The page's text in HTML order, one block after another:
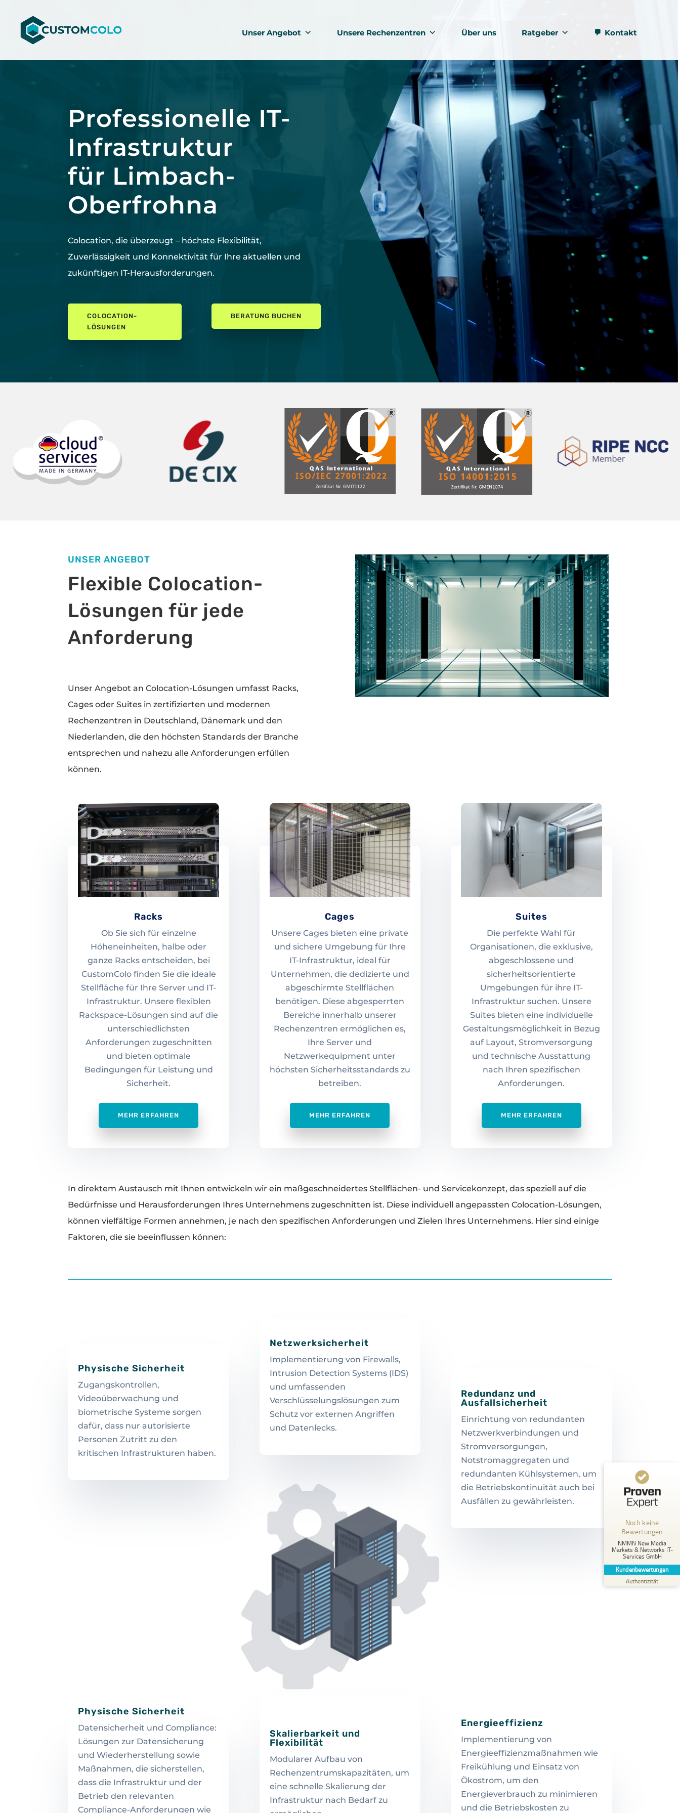
Unser Angebot Unsere Rechenzentren Über uns Ratgeber Kontakt
Player
Professionelle IT-
Infrastruktur
für Limbach-
Oberfrohna
Colocation, die überzeugt – höchste Flexibilität,
Zuverlässigkeit und Konnektivität für Ihre aktuellen und
zukünftigen IT-Herausforderungen.
COLOCATION-
LÖSUNGEN
BERATUNG BUCHEN
UNSER ANGEBOT
Flexible Colocation-
Lösungen für jede
Anforderung
Unser Angebot an Colocation-Lösungen umfasst Racks,
Cages oder Suites in zertifizierten und modernen
Rechenzentren in Deutschland, Dänemark und den
Niederlanden, die den höchsten Standards der Branche
entsprechen und nahezu alle Anforderungen erfüllen
können.
Racks
Ob Sie sich für einzelne
Höheneinheiten, halbe oder
ganze Racks entscheiden, bei
CustomColo finden Sie die ideale
Stellfläche für Ihre Server und IT-
Infrastruktur. Unsere flexiblen
Rackspace-Lösungen sind auf die
unterschiedlichsten
Anforderungen zugeschnitten
und bieten optimale
Bedingungen für Leistung und
Sicherheit.
MEHR ERFAHREN
Cages
Unsere Cages bieten eine private
und sichere Umgebung für Ihre
IT-Infrastruktur, ideal für
Unternehmen, die dedizierte und
abgeschirmte Stellflächen
benötigen. Diese abgesperrten
Bereiche innerhalb unserer
Rechenzentren ermöglichen es,
Ihre Server und
Netzwerkequipment unter
höchsten Sicherheitsstandards zu
betreiben.
MEHR ERFAHREN
Suites
Die perfekte Wahl für
Organisationen, die exklusive,
abgeschlossene und
sicherheitsorientierte
Umgebungen für ihre IT-
Infrastruktur suchen. Unsere
Suites bieten eine individuelle
Gestaltungsmöglichkeit in Bezug
auf Layout, Stromversorgung
und technische Ausstattung
nach Ihren spezifischen
Anforderungen.
MEHR ERFAHREN
In direktem Austausch mit Ihnen entwickeln wir ein maßgeschneidertes Stellflächen- und Servicekonzept, das speziell auf die
Bedürfnisse und Herausforderungen Ihres Unternehmens zugeschnitten ist. Diese individuell angepassten Colocation-Lösungen,
können vielfältige Formen annehmen, je nach den spezifischen Anforderungen und Zielen Ihres Unternehmens. Hier sind einige
Faktoren, die sie beeinflussen können:
Physische Sicherheit
Zugangskontrollen,
Videoüberwachung und
biometrische Systeme sorgen
dafür, dass nur autorisierte
Personen Zutritt zu den
kritischen Infrastrukturen haben.
Netzwerksicherheit
Implementierung von Firewalls,
Intrusion Detection Systems (IDS)
und umfassenden
Verschlüsselungslösungen zum
Schutz vor externen Angriffen
und Datenlecks.
Redundanz und
Ausfallsicherheit
Einrichtung von redundanten
Netzwerkverbindungen und
Stromversorgungen,
Notstromaggregaten und
redundanten Kühlsystemen, um
die Betriebskontinuität auch bei
Ausfällen zu gewährleisten.
Physische Sicherheit
Datensicherheit und Compliance:
Lösungen zur Datensicherung
und Wiederherstellung sowie
Maßnahmen, die sicherstellen,
dass die Infrastruktur und der
Betrieb den relevanten
Compliance-Anforderungen wie
Skalierbarkeit und
Flexibilität
Modularer Aufbau von
Rechenzentrumskapazitäten, um
eine schnelle Skalierung der
Infrastruktur nach Bedarf zu
Energieeffizienz
Implementierung von
Energieeffizienzmaßnahmen wie
Freikühlung und Einsatz von
Ökostrom, um den
Energieverbrauch zu minimieren
und die Betriebskosten zu
Noch keine
Bewertungen
NMMN New Media
Markets & Networks IT-
Services GmbH
Kundenbewertungen
Authentizität
Kundenbewertungen und Erfahrungen zu
NMMN New Media Markets & Networks IT-Services GmbH
Erfahren Sie mehr über dieses Bewertungssiegel
01.01.1970